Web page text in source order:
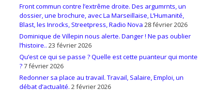
Front commun contre l’extrême droite. Des argumrnts, un
dossier, une brochure, avec La Marseillaise, L’Humanité,
Blast, les Inrocks, Streetpress, Radio Nova 28 février 2026
Dominique de Villepin nous alerte. Danger ! Ne pas oublier
l’histoire.. 23 février 2026
Qu’est ce qui se passe ? Quelle est cette puanteur qui monte
?7 février 2026
Redonner sa place au travail. Travail, Salaire, Emploi, un
débat d’actualité. 2 février 2026